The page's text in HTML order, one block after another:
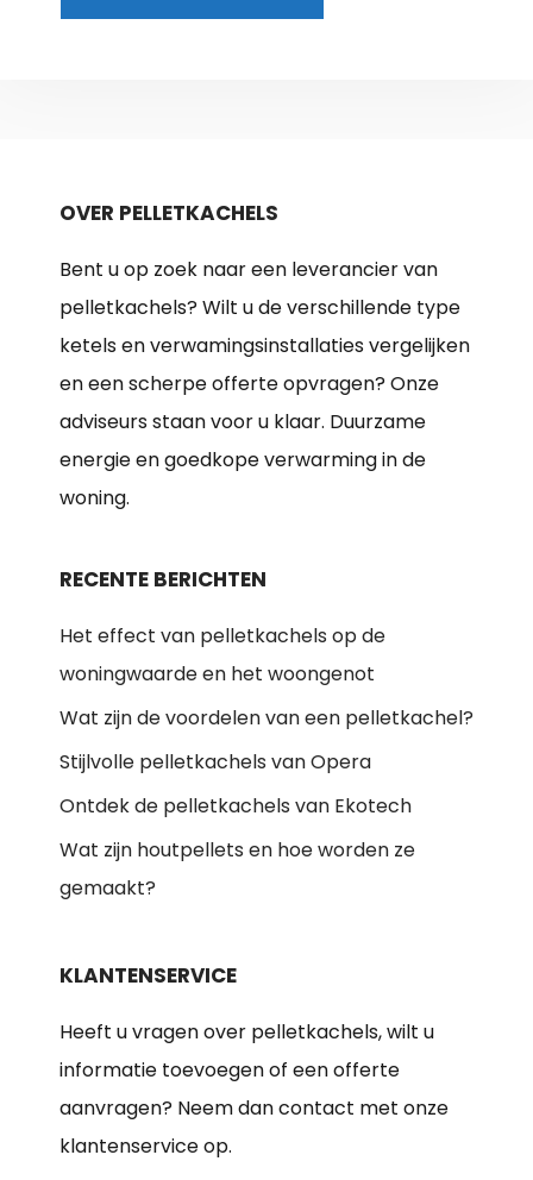
OVER PELLETKACHELS
Bent u op zoek naar een leverancier van
pelletkachels? Wilt u de verschillende type
ketels en verwamingsinstallaties vergelijken
en een scherpe offerte opvragen? Onze
adviseurs staan voor u klaar. Duurzame
energie en goedkope verwarming in de
woning.
RECENTE BERICHTEN
Het effect van pelletkachels op de
woningwaarde en het woongenot
Wat zijn de voordelen van een pelletkachel?
Stijlvolle pelletkachels van Opera
Ontdek de pelletkachels van Ekotech
Wat zijn houtpellets en hoe worden ze
gemaakt?
KLANTENSERVICE
Heeft u vragen over pelletkachels, wilt u
informatie toevoegen of een offerte
aanvragen? Neem dan contact met onze
klantenservice op.